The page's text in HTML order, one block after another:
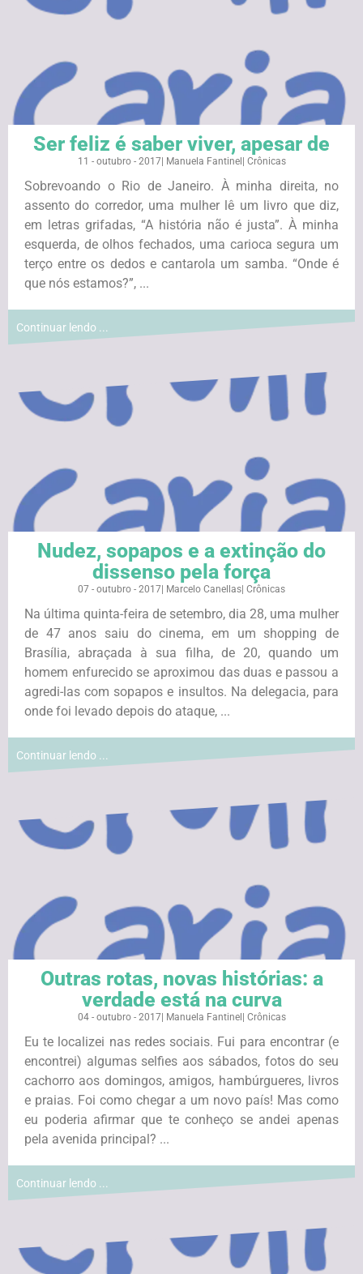
Ser feliz é saber viver, apesar de
11 - outubro - 2017| Manuela Fantinel Crônicas
Sobrevoando o Rio de Janeiro. À minha direita, no
assento do corredor, uma mulher lê um livro que diz,
em letras grifadas, “A história não é justa”. À minha
esquerda, de olhos fechados, uma carioca segura um
terço entre os dedos e cantarola um samba. “Onde é
que nós estamos?”, ...
Continuar lendo ...
Nudez, sopapos e a extinção do
dissenso pela força
07 - outubro - 2017 Marcelo Canellas Crônicas
Na última quinta-feira de setembro, dia 28, uma mulher
de 47 anos saiu do cinema, em um shopping de
Brasília, abraçada à sua filha, de 20, quando um
homem enfurecido se aproximou das duas e passou a
agredi-las com sopapos e insultos. Na delegacia, para
onde foi levado depois do ataque, ...
Continuar lendo ...
Outras rotas, novas histórias: a
verdade está na curva
04 - outubro - 2017| Manuela Fantinel Crônicas
Eu te localizei nas redes sociais. Fui para encontrar (e
encontrei) algumas selfies aos sábados, fotos do seu
cachorro aos domingos, amigos, hambúrgueres, livros
e praias. Foi como chegar a um novo país! Mas como
eu poderia afirmar que te conheço se andei apenas
pela avenida principal? ...
Continuar lendo ...